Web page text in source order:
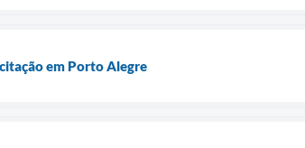
em Porto Alegre